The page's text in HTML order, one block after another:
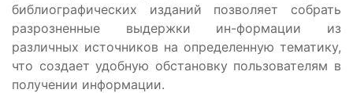
библиографических изданий позволяет собрать
разрозненные выдержки ин-формации из
различных источников на определенную тематику,
что создает удобную обстановку пользователям в
получении информации.